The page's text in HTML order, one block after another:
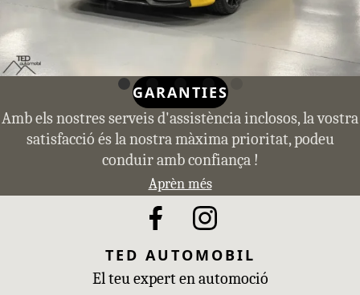
GARANTIES
Amb els nostres serveis d'assistència inclosos, la vostra
satisfacció és la nostra màxima prioritat, podeu
conduir amb confiança !
Aprèn més
TED AUTOMOBIL
El teu expert en automoció